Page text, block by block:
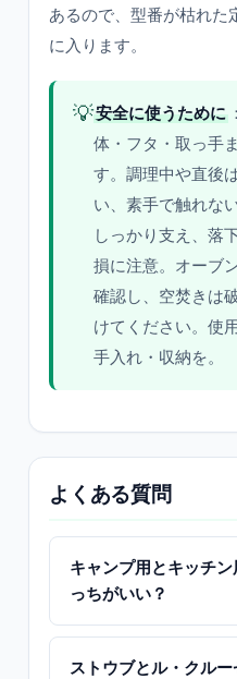
あるので、型番が枯れた
に入ります。
💡安全に使うために
体・フタ・取っ手
す。調理中や直後
い、素手で触れな
しっかり支え、落
損に注意。オーブ
確認し、空焚きは
けてください。使
手入れ・収納を。
よくある質問
キャンプ用とキッチ
っちがいい？
ストウブとル・クル